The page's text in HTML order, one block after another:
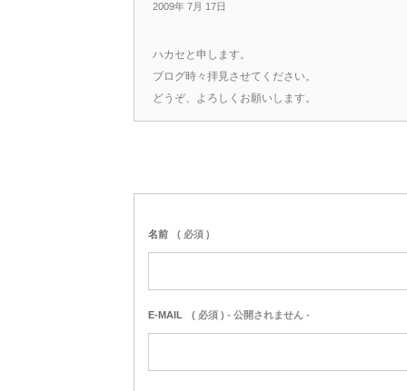
2009年 7月 17日
ハカセと申します。
ブログ時々拝見させてください。
どうぞ、よろしくお願いします。
名前 ( 必須 )
E-MAIL ( 必須 ) - 公開されません -